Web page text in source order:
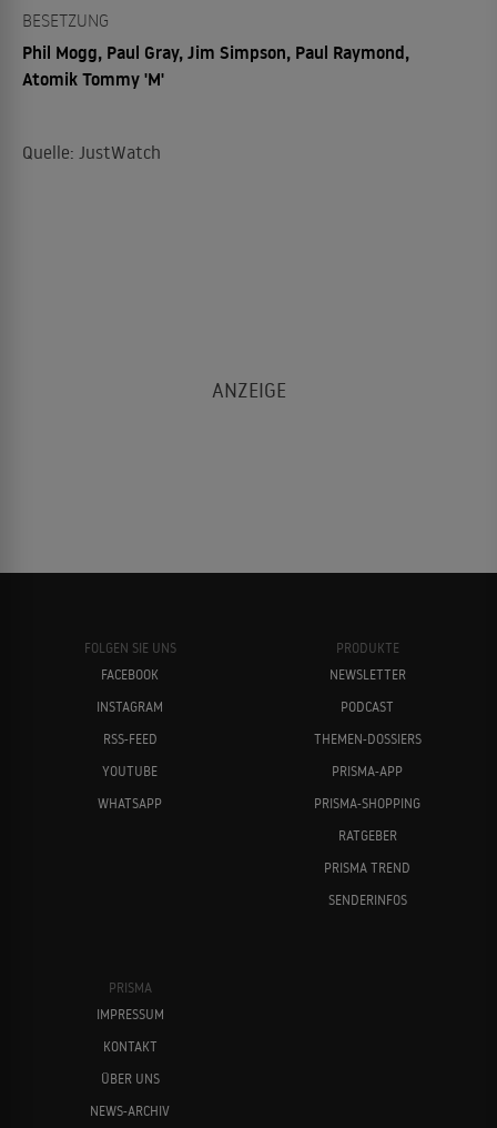
BESETZUNG
Phil Mogg, Paul Gray, Jim Simpson, Paul Raymond,
Atomik Tommy 'M'
Quelle: JustWatch
FOLGEN SIE UNS
FACEBOOK
INSTAGRAM
RSS-FEED
YOUTUBE
WHATSAPP
PRODUKTE
NEWSLETTER
PODCAST
THEMEN-DOSSIERS
PRISMA-APP
PRISMA-SHOPPING
RATGEBER
PRISMA TREND
SENDERINFOS
PRISMA
IMPRESSUM
KONTAKT
ÜBER UNS
NEWS-ARCHIV